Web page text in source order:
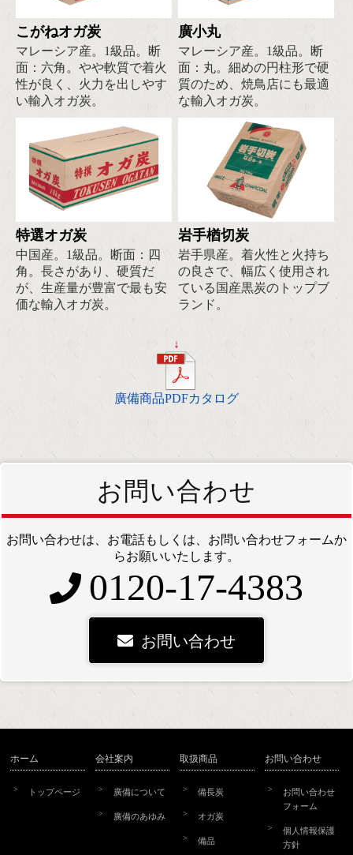
こがねオガ炭
マレーシア産。1級品。断
面：六角。やや軟質で着火
性が良く、火力を出しやす
い輸入オガ炭。
廣小丸
マレーシア産。1級品。断
面：丸。細めの円柱形で硬
質のため、焼鳥店にも最適
な輸入オガ炭。
特選オガ炭
中国産。1級品。断面：四
角。長さがあり、硬質だ
が、生産量が豊富で最も安
価な輸入オガ炭。
岩手楢切炭
岩手県産。着火性と火持ち
の良さで、幅広く使用され
ている国産黒炭のトップブ
ランド。
↓
廣備商品PDFカタログ
お問い合わせ
お問い合わせは、お電話もしくは、お問い合わせフォームか
らお願いいたします。
0120-17-4383
お問い合わせ
ホーム
トップページ
会社案内
廣備について
廣備のあゆみ
取扱商品
備長炭
オガ炭
備品
お問い合わせ
お問い合わせ
フォーム
個人情報保護
方針